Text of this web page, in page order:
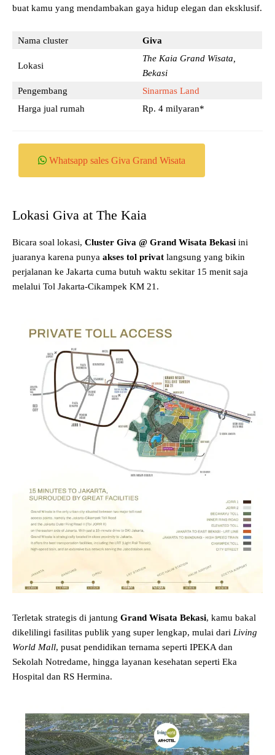
buat kamu yang mendambakan gaya hidup elegan dan eksklusif.
Nama cluster Giva
Lokasi
The Kaia Grand Wisata,
Bekasi
Pengembang
Sinarmas Land
Harga jual rumah
Rp. 4 milyaran*
Whatsapp sales Giva Grand Wisata
Lokasi Giva at The Kaia
Bicara soal lokasi, Cluster Giva @ Grand Wisata Bekasi ini
juaranya karena punya akses tol privat langsung yang bikin
perjalanan ke Jakarta cuma butuh waktu sekitar 15 menit saja
melalui Tol Jakarta-Cikampek KM 21.
Terletak strategis di jantung Grand Wisata Bekasi, kamu bakal
dikelilingi fasilitas publik yang super lengkap, mulai dari Living
World Mall, pusat pendidikan ternama seperti IPEKA dan
Sekolah Notredame, hingga layanan kesehatan seperti Eka
Hospital dan RS Hermina.